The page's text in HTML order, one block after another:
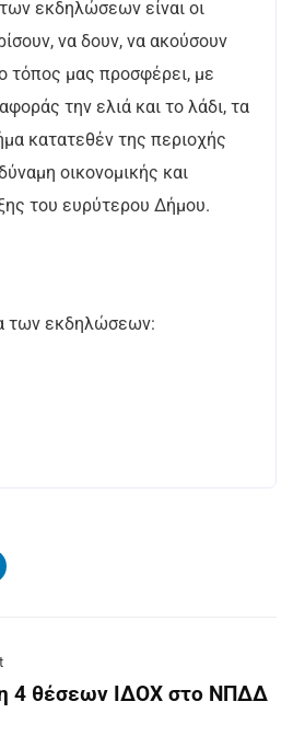
εκδηλώσεων είναι οι
να δουν, να ακούσουν
τόπος μας προσφέρει, με
την ελιά και το λάδι, τα
κατατεθέν της περιοχής
οικονομικής και
του ευρύτερου Δήμου.
των εκδηλώσεων:
4 θέσεων ΙΔΟΧ στο ΝΠΔΔ